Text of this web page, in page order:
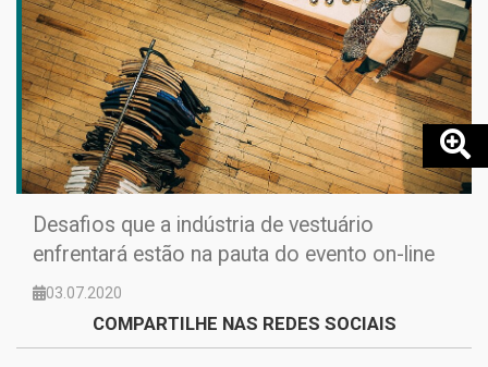
Desafios que a indústria de vestuário
enfrentará estão na pauta do evento on-line
03.07.2020
COMPARTILHE NAS REDES SOCIAIS